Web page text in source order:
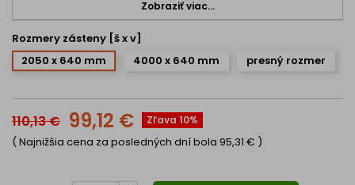
Narezané dosky budú presné a vyhotovené na profesionálnej
technológií. Upozorňujeme , že úprava na mieru je záväzná a
objednávku následne ju nie je možné zmeniť ani zrušiť alebo
vrátiť a zároveň dosky na mieru nie je možné platiť na dobierku
ale len bankovým prevodom alebo online platobnou kartou.
V prípade výberu bez rezania sú zásteny polotovar a konce
môžu byť mierne odlúpnuté alebo nerovné cca do 5 mm
priamo z výroby.
K uvedenej zástene je možné dokúpiť aj pracovnú dosku ,
Zobraziť viac...
Rozmery zásteny [š x v]
2050 x 640 mm
4000 x 640 mm presný rozmer
110,13 € 99,12 € Zľava 10%
( Najnižšia cena za posledných dní bola 95,31 € )